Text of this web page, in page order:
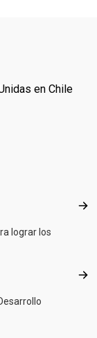
en Chile
lograr los